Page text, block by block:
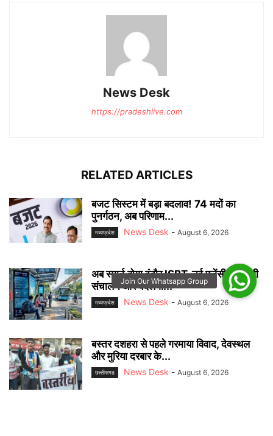
News Desk
https://pradeshlive.com
RELATED ARTICLES
बजट सिस्टम में बड़ा बदलाव! 74 मदों का
पुनर्गठन, अब परिणाम...
मध्यप्रदेश News Desk - August 6, 2026
अब स्मार्ट होगा इंदौर ISBT, नई एजेंसी संभालेगी
संचालन और बदलेगी...
मध्यप्रदेश News Desk - August 6, 2026
बस्तर दशहरा से पहले गरमाया विवाद, देवस्थल
और मुरिया दरबार के...
छत्‍तीसगढ News Desk - August 6, 2026